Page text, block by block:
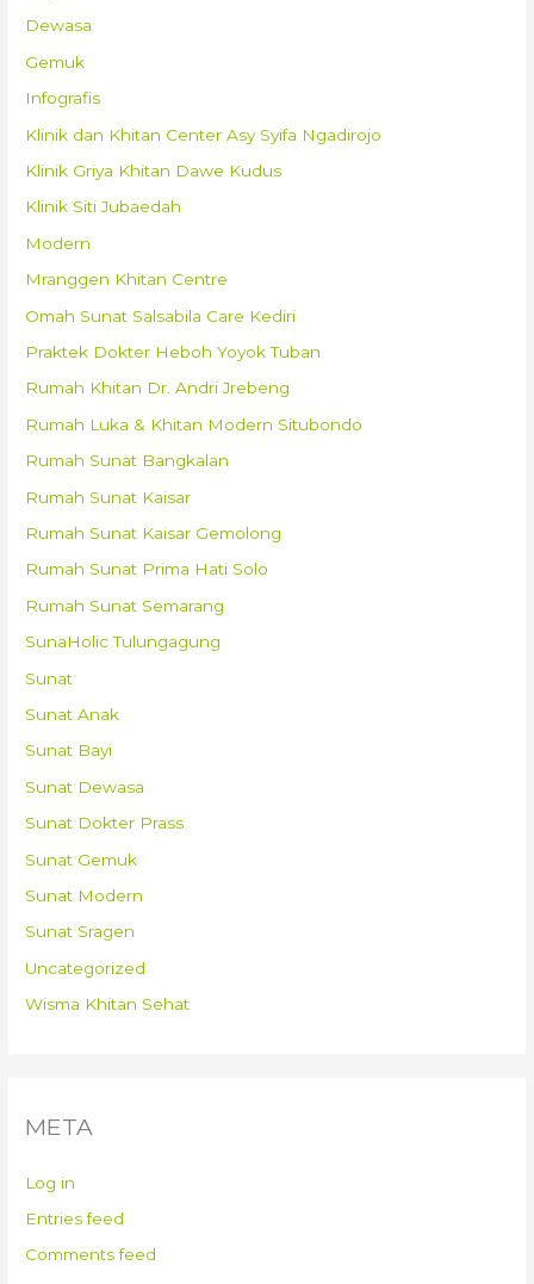
Dewasa
Gemuk
Infografis
Klinik dan Khitan Center Asy Syifa Ngadirojo
Klinik Griya Khitan Dawe Kudus
Klinik Siti Jubaedah
Modern
Mranggen Khitan Centre
Omah Sunat Salsabila Care Kediri
Praktek Dokter Heboh Yoyok Tuban
Rumah Khitan Dr. Andri Jrebeng
Rumah Luka & Khitan Modern Situbondo
Rumah Sunat Bangkalan
Rumah Sunat Kaisar
Rumah Sunat Kaisar Gemolong
Rumah Sunat Prima Hati Solo
Rumah Sunat Semarang
SunaHolic Tulungagung
Sunat
Sunat Anak
Sunat Bayi
Sunat Dewasa
Sunat Dokter Prass
Sunat Gemuk
Sunat Modern
Sunat Sragen
Uncategorized
Wisma Khitan Sehat
META
Log in
Entries feed
Comments feed